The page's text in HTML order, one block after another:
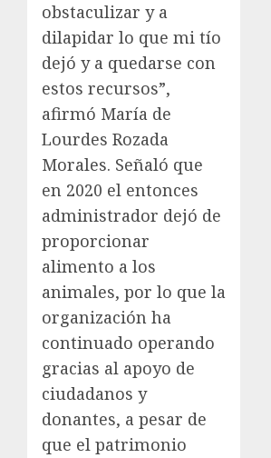
obstaculizar y a
dilapidar lo que mi tío
dejó y a quedarse con
estos recursos”,
afirmó María de
Lourdes Rozada
Morales. Señaló que
en 2020 el entonces
administrador dejó de
proporcionar
alimento a los
animales, por lo que la
organización ha
continuado operando
gracias al apoyo de
ciudadanos y
donantes, a pesar de
que el patrimonio